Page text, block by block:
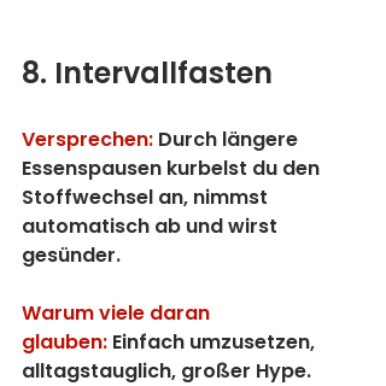
8. Intervallfasten
Versprechen: Durch längere
Essenspausen kurbelst du den
Stoffwechsel an, nimmst
automatisch ab und wirst
gesünder.
Warum viele daran
glauben: Einfach umzusetzen,
alltagstauglich, großer Hype.